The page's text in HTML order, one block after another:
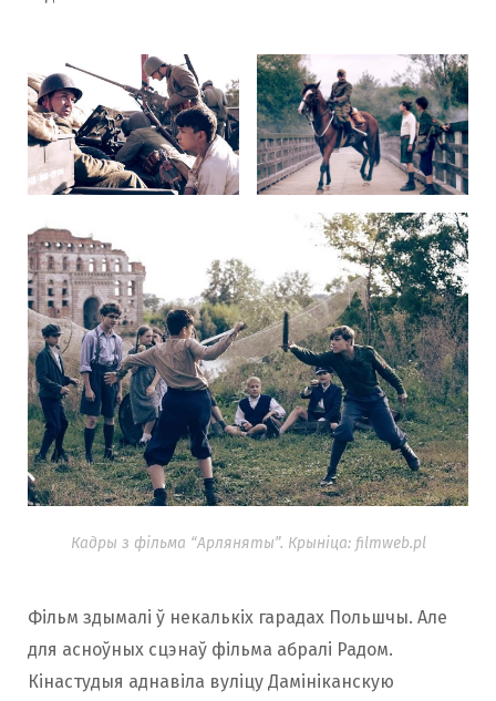
Кадры з фільма “Арляняты”. Крыніца: filmweb.pl
Фільм здымалі ў некалькіх гарадах Польшчы. Але
для асноўных сцэнаў фільма абралі Радом.
Кінастудыя аднавіла вуліцу Дамініканскую